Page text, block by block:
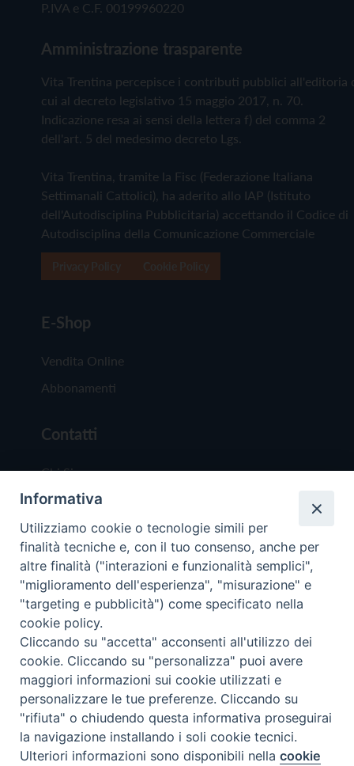
P.IVA e C.F. 00199960220
Amministrazione trasparente
Vita Trentina percepisce i contributi pubblici all'editoria
cui al decreto legislativo 15 maggio 2017, n. 70.
Indicazione resa ai sensi della lettera f) del comma 2
dell'art. 5 del medesimo decreto Lgs.
Vita Trentina, tramite la Fisc (Federazione Italiana
Settimanali Cattolici), ha aderito allo IAP (Istituto
dell'Autodisciplina Pubblicitaria) accettando il Codice di
Autodisciplina della Comunicazione Commerciale
E-Shop
Vendita Online
Abbonamenti
Contatti
Chi Siamo
Redazione
Scrivici
Copyright © 2019 - Tutti i diritti riservati - Vita
Trentina Editrice
Privacy Policy
Torna
Preferenze Cookie
Informativa
Utilizziamo cookie o tecnologie simili per
finalità tecniche e, con il tuo consenso, anche per
altre finalità ("interazioni e funzionalità semplici",
"miglioramento dell'esperienza", "misurazione" e
"targeting e pubblicità") come specificato nella
cookie policy.
Cliccando su "accetta" acconsenti all'utilizzo dei
cookie. Cliccando su "personalizza" puoi avere
maggiori informazioni sui cookie utilizzati e
personalizzare le tue preferenze. Cliccando su
"rifiuta" o chiudendo questa informativa proseguirai
la navigazione installando i soli cookie tecnici.
Ulteriori informazioni sono disponibili nellacookie